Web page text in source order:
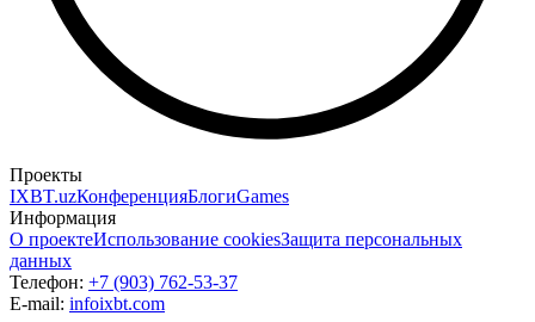
Проекты
IXBT.uzКонференцияБлогиGames
Информация
О проектеИспользование cookiesЗащита персональных
данных
Телефон: +7 (903) 762-53-37
E-mail: infoixbt.com